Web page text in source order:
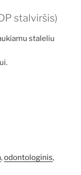
stalviršis)
staleliu
,odontologinis,